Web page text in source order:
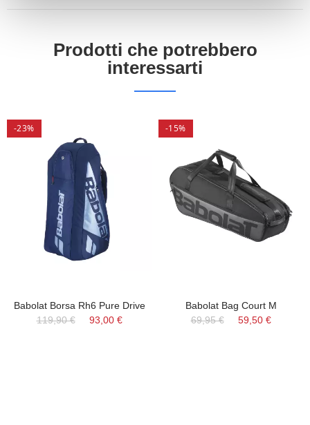
Prodotti che potrebbero
interessarti
-23%
Babolat Borsa Rh6 Pure Drive
119,90 €
93,00 €
-15%
Babolat Bag Court M
69,95 €
59,50 €